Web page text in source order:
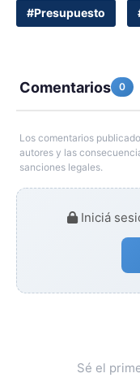
#Presupuesto
Comentarios 0
Los comentarios
autores y las
sanciones legales.
Iniciá
Sé el